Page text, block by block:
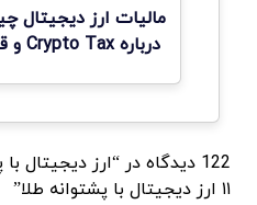
مالیات ارز دیجیتال
درباره Crypto Tax و قوانین رمزارز بدانید
122 دیدگاه در “ارز
۱۱ ارز دیجیتال با پشتوانه طلا”